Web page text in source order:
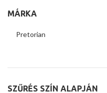
MÁRKA
Pretorian
SZŰRÉS SZÍN ALAPJÁN